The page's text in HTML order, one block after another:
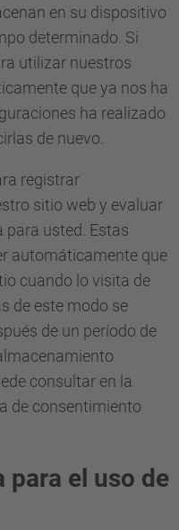
en su dispositivo
determinado. Si
utilizar nuestros
que ya nos ha
ha realizado
de nuevo.
registrar
sitio web y evaluar
usted. Estas
automáticamente que
cuando lo visita de
de este modo se
de un período de
consultar en la
de consentimiento
para el uso de